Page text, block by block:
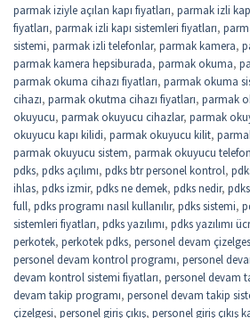
parmak iziyle açılan kapı fiyatları, parmak izli
fiyatları, parmak izli kapı sistemleri fiyatları,
sistemi, parmak izli telefonlar, parmak kamera,
parmak kamera hepsiburada, parmak okuma,
parmak okuma cihazı fiyatları, parmak okuma
cihazı, parmak okutma cihazı fiyatları, parmak
okuyucu, parmak okuyucu cihazlar, parmak
okuyucu kapı kilidi, parmak okuyucu kilit,
parmak okuyucu sistem, parmak okuyucu
pdks, pdks açılımı, pdks btr personel kontrol,
ihlas, pdks izmir, pdks ne demek, pdks nedir,
full, pdks programı nasıl kullanılır, pdks sistemi,
sistemleri fiyatları, pdks yazılımı, pdks yazılımı
perkotek, perkotek pdks, personel devam
personel devam kontrol programı, personel
devam kontrol sistemi fiyatları, personel devam
devam takip programı, personel devam takip
çizelgesi, personel giriş çıkış, personel giriş çıkış